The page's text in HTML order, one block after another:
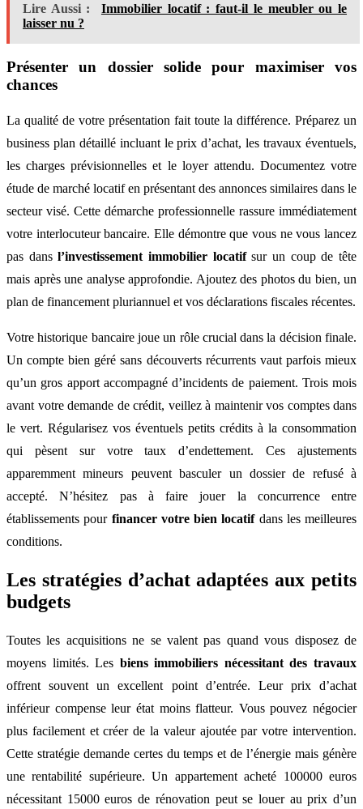
Lire Aussi :
Immobilier locatif : faut-il le meubler ou le
laisser nu ?
Présenter un dossier solide pour maximiser vos
chances
La qualité de votre présentation fait toute la différence. Préparez un
business plan détaillé incluant le prix d’achat, les travaux éventuels,
les charges prévisionnelles et le loyer attendu. Documentez votre
étude de marché locatif en présentant des annonces similaires dans le
secteur visé. Cette démarche professionnelle rassure immédiatement
votre interlocuteur bancaire. Elle démontre que vous ne vous lancez
pas dansl’investissement immobilier locatifsur un coup de tête
mais après une analyse approfondie. Ajoutez des photos du bien, un
plan de financement pluriannuel et vos déclarations fiscales récentes.
Votre historique bancaire joue un rôle crucial dans la décision finale.
Un compte bien géré sans découverts récurrents vaut parfois mieux
qu’un gros apport accompagné d’incidents de paiement. Trois mois
avant votre demande de crédit, veillez à maintenir vos comptes dans
le vert. Régularisez vos éventuels petits crédits à la consommation
qui pèsent sur votre taux d’endettement. Ces ajustements
apparemment mineurs peuvent basculer un dossier de refusé à
accepté. N’hésitez pas à faire jouer la concurrence entre
établissements pour financer votre bien locatifdans les meilleures
conditions.
Les stratégies d’achat adaptées aux petits
budgets
Toutes les acquisitions ne se valent pas quand vous disposez de
moyens limités. Les biens immobiliers nécessitant des travaux
offrent souvent un excellent point d’entrée. Leur prix d’achat
inférieur compense leur état moins flatteur. Vous pouvez négocier
plus facilement et créer de la valeur ajoutée par votre intervention.
Cette stratégie demande certes du temps et de l’énergie mais génère
une rentabilité supérieure. Un appartement acheté 100000 euros
nécessitant 15000 euros de rénovation peut se louer au prix d’un